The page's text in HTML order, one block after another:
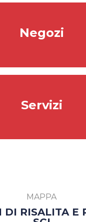
Negozi
Servizi
MAPPA
DI RISALITA E